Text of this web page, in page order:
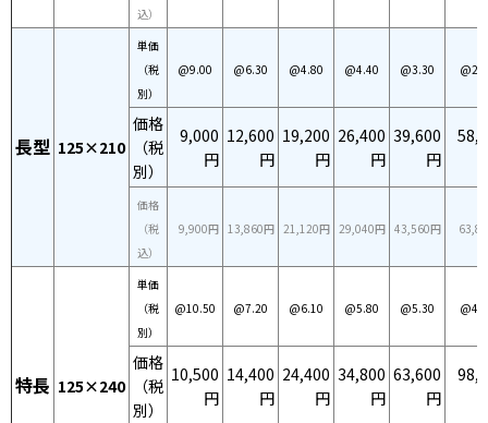
込）
長型 125×210
単価
（税
別）
@9.00 @6.30 @4.80 @4.40 @3.30
価格
（税
別）
9,000
円
12,600
円
19,200
円
26,400
円
39,600
円
価格
（税
込）
9,900円 13,860円 21,120円 29,040円 43,560円
特長 125×240
単価
（税
別）
@10.50 @7.20 @6.10 @5.80 @5.30
価格
（税
別）
10,500
円
14,400
円
24,400
円
34,800
円
63,600
円